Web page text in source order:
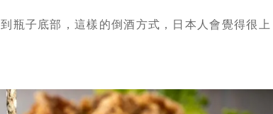
瓶子底部，這樣的倒酒方式，日本人會覺得很上